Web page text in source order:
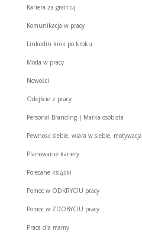
Kariera za granicą
Komunikacja w pracy
Linkedin krok po kroku
Moda w pracy
Nowości
Odejście z pracy
Personal Branding | Marka osobista
Pewność siebie, wiara w siebie, motywacja
Planowanie kariery
Polecane książki
Pomoc w ODKRYCIU pracy
Pomoc w ZDOBYCIU pracy
Praca dla mamy